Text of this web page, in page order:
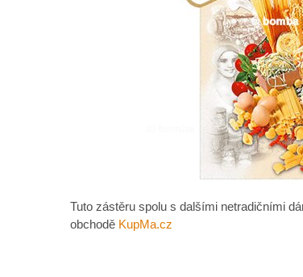
Tuto zástěru spolu s dalšími netradičními
obchodě KupMa.cz